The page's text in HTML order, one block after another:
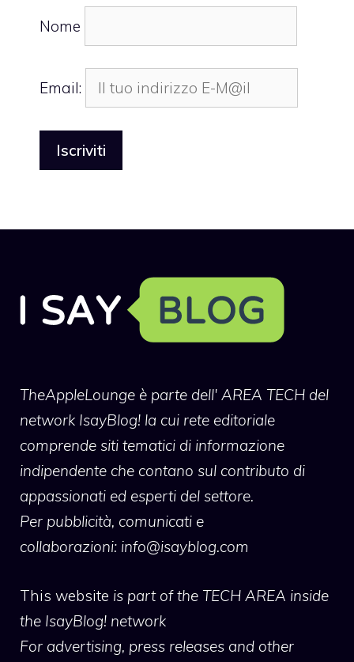
Nome
Email:
TheAppleLounge è parte dell' AREA TECH del
network IsayBlog! la cui rete editoriale
comprende siti tematici di informazione
indipendente che contano sul contributo di
appassionati ed esperti del settore.
Per pubblicità, comunicati e
collaborazioni: info@isayblog.com
This website is part of the TECH AREA inside
the IsayBlog! network
For advertising, press releases and other